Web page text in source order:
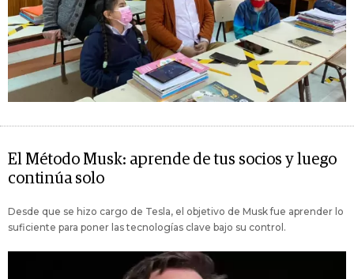
El Método Musk: aprende de tus socios y luego
continúa solo
Desde que se hizo cargo de Tesla, el objetivo de Musk fue aprender lo
suficiente para poner las tecnologías clave bajo su control.